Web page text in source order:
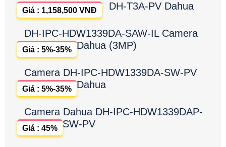
DH-T3A-PV Dahua
Giá : 1,158,500 VNĐ
DH-IPC-HDW1339DA-SAW-IL Camera
Dahua (3MP)
Giá : 5%-35%
Camera DH-IPC-HDW1339DA-SW-PV
Dahua
Giá : 5%-35%
Camera Dahua DH-IPC-HDW1339DAP-
SW-PV
Giá : 45%